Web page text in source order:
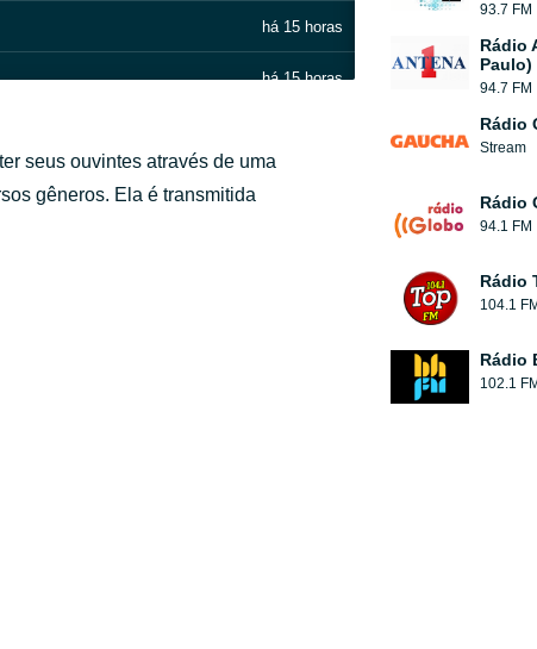
há 15 horas
há 15 horas
seus ouvintes através de uma
gêneros. Ela é transmitida
93.7 FM
Rádio
Paulo)
94.7 FM
Rádio
Stream
Rádio
94.1 FM
Rádio
104.1 FM
Rádio
102.1 FM